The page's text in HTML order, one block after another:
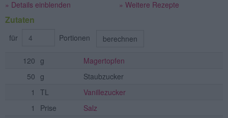
» Details einblenden » Weitere Rezepte
Zutaten
für Portionen berechnen
120 g
Magertopfen
50 g
Staubzucker
1
TL
Vanillezucker
1
Prise
Salz